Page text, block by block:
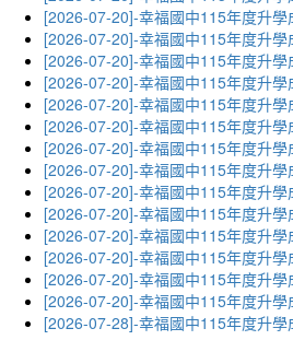
[2026-07-20]-幸福國中115年度升
[2026-07-20]-幸福國中115年度升
[2026-07-20]-幸福國中115年度升
[2026-07-20]-幸福國中115年度升
[2026-07-20]-幸福國中115年度升
[2026-07-20]-幸福國中115年度升
[2026-07-20]-幸福國中115年度升學
[2026-07-20]-幸福國中115年度升學
[2026-07-20]-幸福國中115年度升學
[2026-07-20]-幸福國中115年度升
[2026-07-20]-幸福國中115年度升
[2026-07-20]-幸福國中115年度升
[2026-07-20]-幸福國中115年度升
[2026-07-20]-幸福國中115年度升學
[2026-07-28]-幸福國中115年度升學